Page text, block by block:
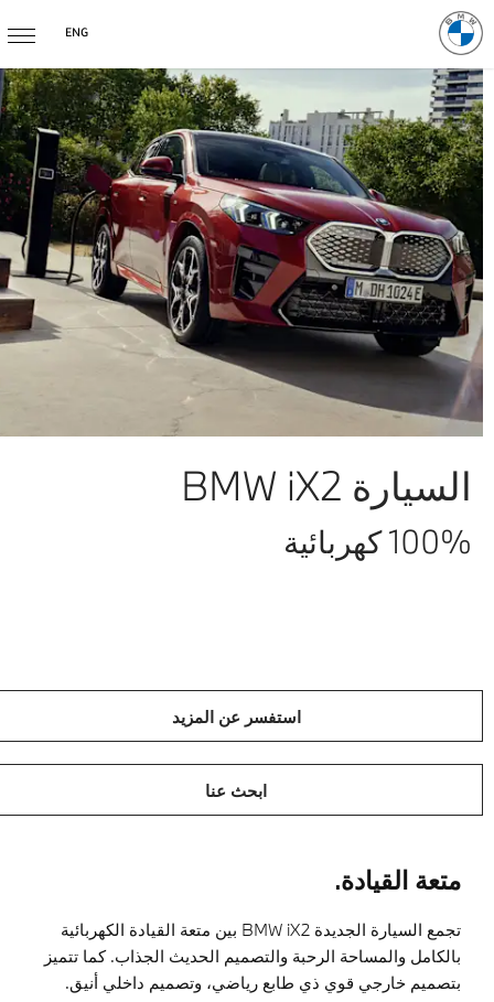
ENG
السيارة BMW iX2
100% كهربائية
استفسر عن المزيد
ابحث عنا
متعة القيادة.
تجمع السيارة الجديدة BMW iX2 بين متعة القيادة الكهربائية
بالكامل والمساحة الرحبة والتصميم الحديث الجذاب. كما تتميز
بتصميم خارجي قوي ذي طابع رياضي، وتصميم داخلي أنيق.